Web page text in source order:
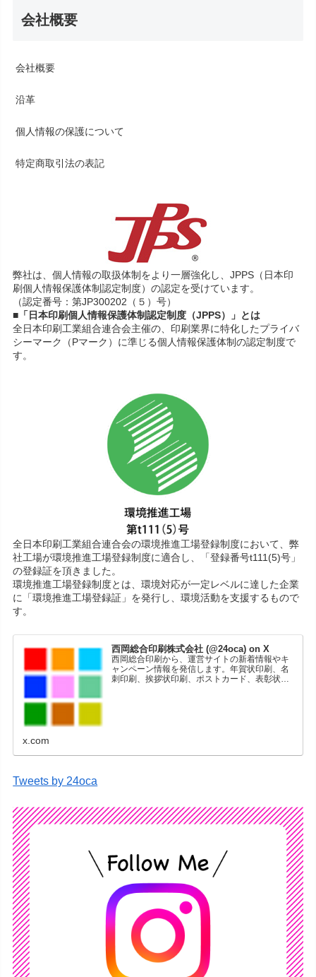
会社概要
会社概要
沿革
個人情報の保護について
特定商取引法の表記
弊社は、個人情報の取扱体制をより一層強化し、JPPS（日本印
刷個人情報保護体制認定制度）の認定を受けています。
（認定番号：第JP300202（５）号）
■「日本印刷個人情報保護体制認定制度（JPPS）」とは
全日本印刷工業組合連合会主催の、印刷業界に特化したプライバ
シーマーク（Pマーク）に準じる個人情報保護体制の認定制度で
す。
全日本印刷工業組合連合会の環境推進工場登録制度において、弊
社工場が環境推進工場登録制度に適合し、「登録番号t111(5)号」
の登録証を頂きました。
環境推進工場登録制度とは、環境対応が一定レベルに達した企業
に「環境推進工場登録証」を発行し、環境活動を支援するもので
す。
西岡総合印刷株式会社 (@24oca) on X
西岡総合印刷から、運営サイトの新着情報やキ
ャンペーン情報を発信します。年賀状印刷、名
刺印刷、挨拶状印刷、ポストカード、表彰状印
x.com
Tweets by 24oca